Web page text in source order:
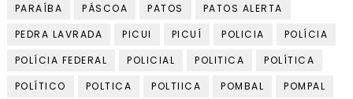
PARAÍBA
PÁSCOA PATOS
PATOS ALERTA
PEDRA LAVRADA
PICUI PICUÍ POLICIA
POLÍCIA
POLÍCIA FEDERAL
POLICIAL POLITICA
POLÍTICA
POLÍTICO
POLTICA POLTIICA POMBAL
POMPAL